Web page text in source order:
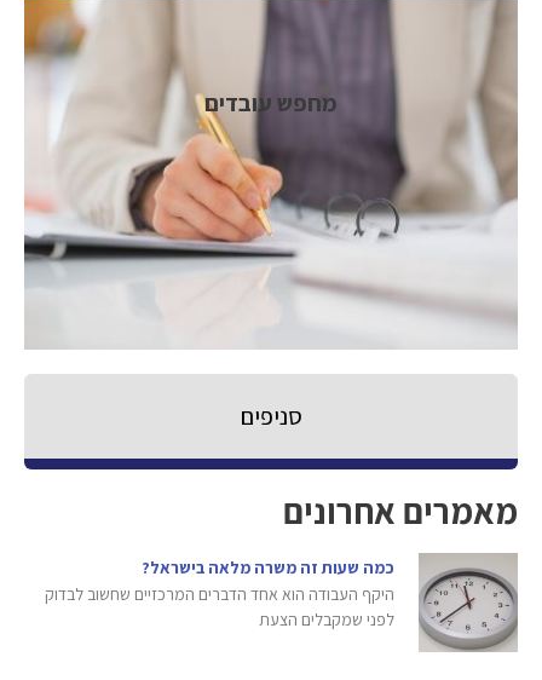
מחפש עובדים
סניפים
מאמרים אחרונים
כמה שעות זה משרה מלאה בישראל?
היקף העבודה הוא אחד הדברים המרכזיים שחשוב לבדוק
לפני שמקבלים הצעת